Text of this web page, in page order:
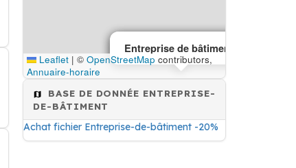
Entreprise de bâtiment
Entreprise de bâtiment
Leaflet | © OpenStreetMap contributors,
Annuaire-horaire
BASE DE DONNÉE ENTREPRISE-
DE-BÂTIMENT
Achat fichier Entreprise-de-bâtiment -20%